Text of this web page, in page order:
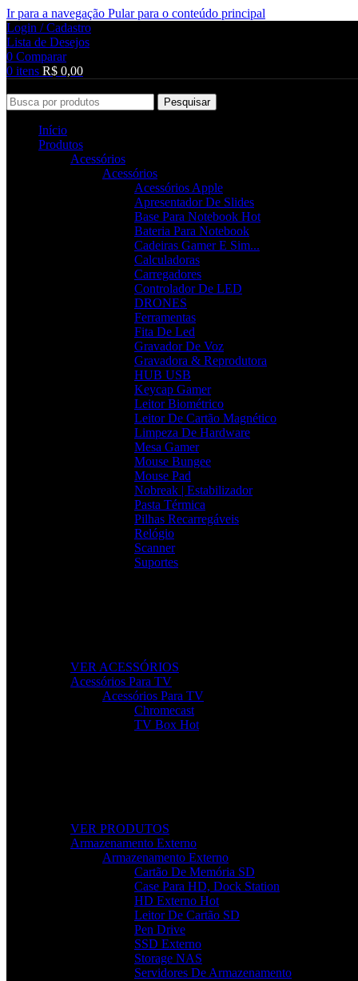
Ir para a navegação Pular para o conteúdo principal
Login / Cadastro
Lista de Desejos
0 Comparar
0 itens R$ 0,00
Pesquisar
Início
Produtos
Acessórios
Acessórios
Acessórios Apple
Apresentador De Slides
Base Para Notebook Hot
Bateria Para Notebook
Cadeiras Gamer E Sim...
Calculadoras
Carregadores
Controlador De LED
DRONES
Ferramentas
Fita De Led
Gravador De Voz
Gravadora & Reprodutora
HUB USB
Keycap Gamer
Leitor Biométrico
Leitor De Cartão Magnético
Limpeza De Hardware
Mesa Gamer
Mouse Bungee
Mouse Pad
Nobreak | Estabilizador
Pasta Térmica
Pilhas Recarregáveis
Relógio
Scanner
Suportes
VER ACESSÓRIOS
Acessórios Para TV
Acessórios Para TV
Chromecast
TV Box Hot
VER PRODUTOS
Armazenamento Externo
Armazenamento Externo
Cartão De Memória SD
Case Para HD, Dock Station
HD Externo Hot
Leitor De Cartão SD
Pen Drive
SSD Externo
Storage NAS
Servidores De Armazenamento